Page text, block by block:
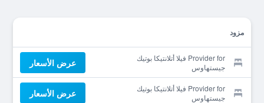
مزود
Provider for فيلا أتلانتيكا بوتيك
جيستهاوس
عرض الأسعار
Provider for فيلا أتلانتيكا بوتيك
جيستهاوس
عرض الأسعار